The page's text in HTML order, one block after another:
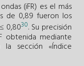
(iFR) es el más
de 0,89 fueron los
0,8030. Su precisión
obtenida mediante
sección «Índice